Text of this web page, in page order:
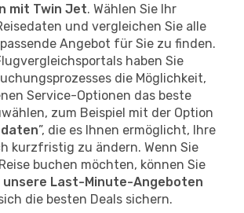
mit Twin Jet. Wählen Sie Ihr
und vergleichen Sie alle
Angebot für Sie zu finden.
haben Sie
die Möglichkeit,
Service-Optionen das beste
zum Beispiel mit der Option
”, die es Ihnen ermöglicht, Ihre
kurzfristig zu ändern. Wenn Sie
buchen möchten, können Sie
unsere Last-Minute-Angeboten
die besten Deals sichern.